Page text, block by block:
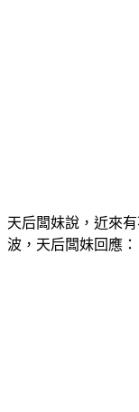
天后闆妹說，近來
波，天后闆妹回應